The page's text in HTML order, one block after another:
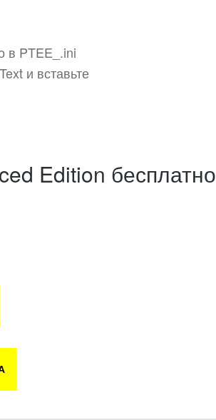
в PTEE_.ini
и вставьте
Edition бесплатно